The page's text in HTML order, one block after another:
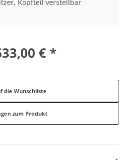
Kopfteil verstellbar
€ *
die Wunschliste
zum Produkt